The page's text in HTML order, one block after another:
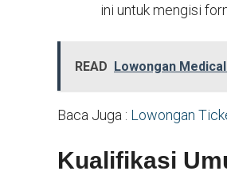
ini untuk mengisi
READ Lowongan
Baca Juga : Lowongan
Kualifikasi